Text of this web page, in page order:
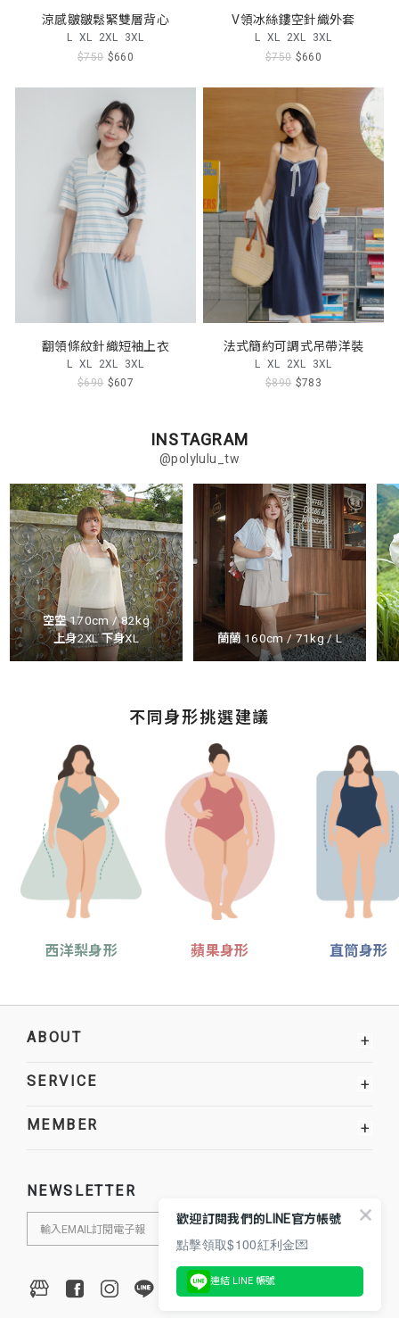
涼感皺皺鬆緊雙層背心
L XL 2XL 3XL
$750 $660
V領冰絲鏤空針織外套
L XL 2XL 3XL
$750 $660
翻領條紋針織短袖上衣
L XL 2XL 3XL
$690 $607
法式簡約可調式吊帶洋裝
L XL 2XL 3XL
$890 $783
INSTAGRAM
@polylulu_tw
空空 170cm / 82kg
上身2XL 下身XL
蘭蘭 160cm / 71kg / L
不同身形挑選建議
西洋梨身形 蘋果身形 直筒身形
ABOUT +
SERVICE +
MEMBER +
NEWSLETTER
歡迎訂閱我們的LINE官方帳號
點擊領取$100紅利金💌
連結 LINE 帳號